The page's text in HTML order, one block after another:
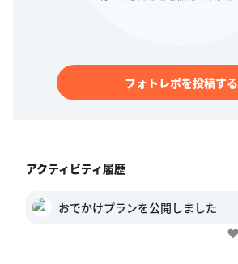
フォトレポを投稿する
アクティビティ履歴
おでかけプランを公開しました